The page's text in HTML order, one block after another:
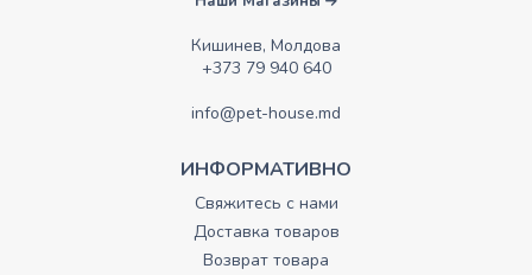
Кишинев, Молдова
+373 79 940 640
info@pet-house.md
ИНФОРМАТИВНО
Свяжитесь с нами
Доставка товаров
Возврат товара